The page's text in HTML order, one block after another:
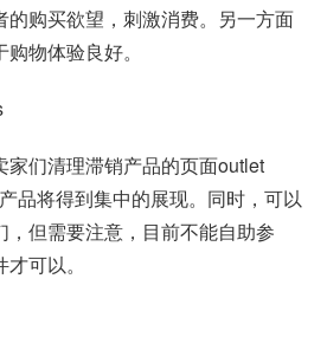
的购买欲望，刺激消费。另一方面
物体验良好。
家们清理滞销产品的页面outlet
品将得到集中的展现。同时，可以
但需要注意，目前不能自助参
可以。